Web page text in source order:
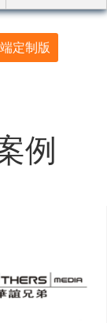
定制版
例